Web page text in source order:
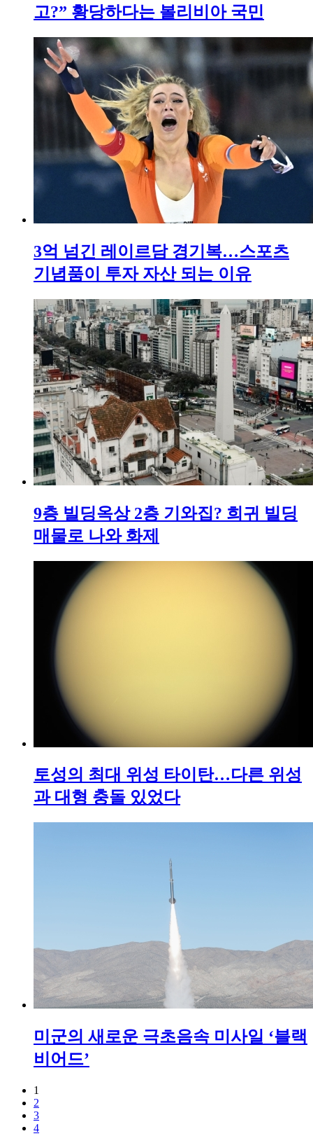
고?” 황당하다는 볼리비아 국민
3억 넘긴 레이르담 경기복…스포츠
기념품이 투자 자산 되는 이유
9층 빌딩옥상 2층 기와집? 희귀 빌딩
매물로 나와 화제
토성의 최대 위성 타이탄…다른 위성
과 대형 충돌 있었다
미군의 새로운 극초음속 미사일 ‘블랙
비어드’
1
2
3
4